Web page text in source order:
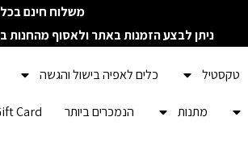
משלוח חינם בכל
ניתן לבצע הזמנות באתר ולאסוף מהחנות
טקסטיל כלים לאפיה בישול והגשה
מתנות הנמכרים ביותר Card